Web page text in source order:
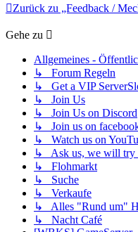
Zurück zu „Feedback /
Gehe zu
Allgemeines -
↳ Forum Regeln
↳ Get a VIP
↳ Join Us
↳ Join Us on Discord
↳ Join us on
↳ Watch us on
↳ Ask us, we will try
↳ Flohmarkt
↳ Suche
↳ Verkaufe
↳ Alles "Rund um"
↳ Nacht Café